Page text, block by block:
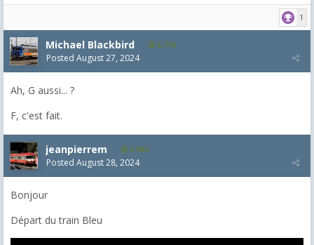
1
Michael Blackbird 5,718
Posted August 27, 2024
Ah, G aussi... ?
F, c'est fait.
jeanpierrem 5,986
Posted August 28, 2024
Bonjour
Départ du train Bleu